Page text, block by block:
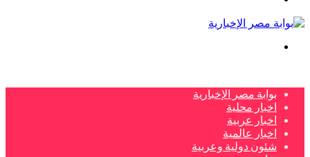
بوابة مصر الإخبارية
اخبار محلية
اخبار عربية
اخبار عالمية
شئون دولية وعربية